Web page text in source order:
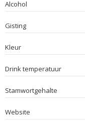
Alcohol
Gisting
Kleur
Drink temperatuur
Stamwortgehalte
Website